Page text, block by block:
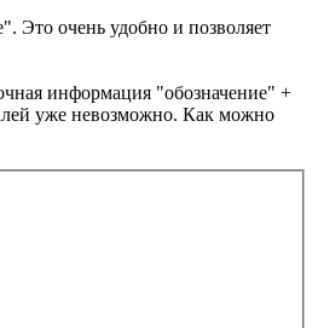
Это очень удобно и позволяет
информация "обозначение" +
уже невозможно. Как можно